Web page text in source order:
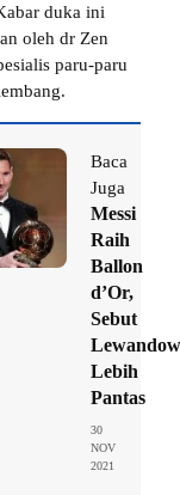
duka ini
oleh dr Zen
paru-paru
Baca
Juga
Messi
Raih
Ballon
d’Or,
Sebut
Lebih
Pantas
30
NOV
2021